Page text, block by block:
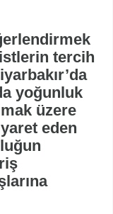
tercih
yoğunluk
üzere
eden